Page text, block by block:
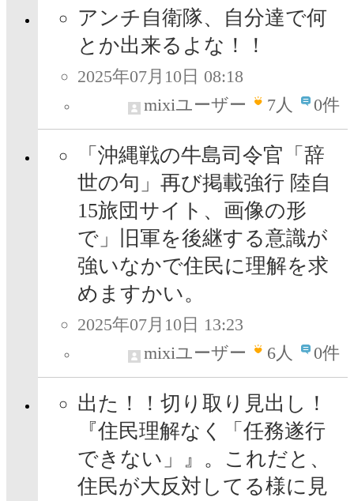
アンチ自衛隊、自分達で何
とか出来るよな！！
2025年07月10日 08:18
mixiユーザー
7人 0件
「沖縄戦の牛島司令官「辞
世の句」再び掲載強行 陸自
15旅団サイト、画像の形
で」旧軍を後継する意識が
強いなかで住民に理解を求
めますかい。
2025年07月10日 13:23
mixiユーザー
6人 0件
出た！！切り取り見出し！
『住民理解なく「任務遂行
できない」』。これだと、
住民が大反対してる様に見